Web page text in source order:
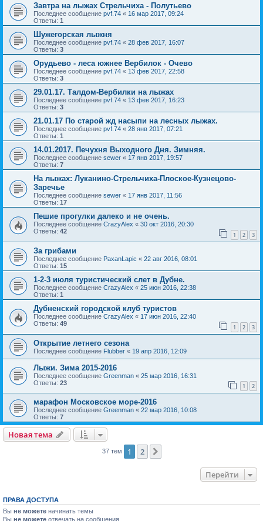
Завтра на лыжах Стрельчиха - Полутьево
Последнее сообщение pvf.74 « 16 мар 2017, 09:24
Ответы: 1
Шужегорская лыжня
Последнее сообщение pvf.74 « 28 фев 2017, 16:07
Ответы: 3
Орудьево - леса южнее Вербилок - Очево
Последнее сообщение pvf.74 « 13 фев 2017, 22:58
Ответы: 3
29.01.17. Талдом-Вербилки на лыжах
Последнее сообщение pvf.74 « 13 фев 2017, 16:23
Ответы: 3
21.01.17 По старой жд насыпи на лесных лыжах.
Последнее сообщение pvf.74 « 28 янв 2017, 07:21
Ответы: 1
14.01.2017. Печухня Выходного Дня. Зимняя.
Последнее сообщение sewer « 17 янв 2017, 19:57
Ответы: 7
На лыжах: Луканино-Стрельчиха-Плоское-Кузнецово-
Заречье
Последнее сообщение sewer « 17 янв 2017, 11:56
Ответы: 17
Пешие прогулки далеко и не очень.
Последнее сообщение CrazyAlex « 30 окт 2016, 20:30
Ответы: 42 1 2 3
За грибами
Последнее сообщение PaxanLapic « 22 авг 2016, 08:01
Ответы: 15
1-2-3 июля туристический слет в Дубне.
Последнее сообщение CrazyAlex « 25 июн 2016, 22:38
Ответы: 1
Дубненский городской клуб туристов
Последнее сообщение CrazyAlex « 17 июн 2016, 22:40
Ответы: 49 1 2 3
Открытие летнего сезона
Последнее сообщение Flubber « 19 апр 2016, 12:09
Лыжи. Зима 2015-2016
Последнее сообщение Greenman « 25 мар 2016, 16:31
Ответы: 23 1 2
марафон Московское море-2016
Последнее сообщение Greenman « 22 мар 2016, 10:08
Ответы: 7
Новая тема
37 тем 1 2
Перейти
ПРАВА ДОСТУПА
Вы не можете начинать темы
Вы не можете отвечать на сообщения